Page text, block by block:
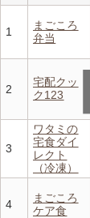
1
まごころ
弁当
2
宅配クッ
ク123
3
ワタミの
宅食ダイ
レクト
（冷凍）
4
まごころ
ケア食